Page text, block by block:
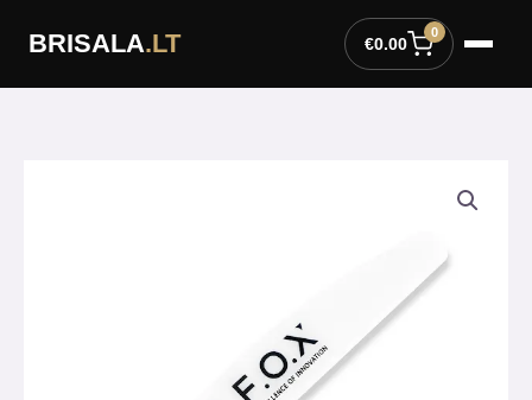
BRISALA.LT €0.00
0